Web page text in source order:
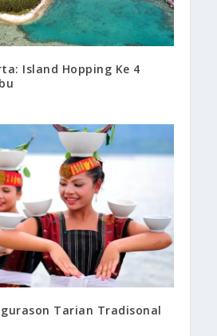
Island Hopping Ke 4
Tarian Tradisonal